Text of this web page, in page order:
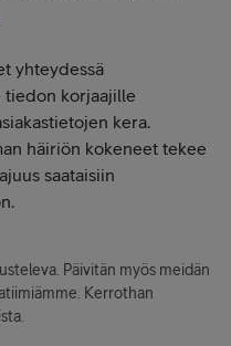
yhteydessä
tiedon korjaajille
kera.
häiriön kokeneet tekee
saataisiin
Päivitän myös meidän
Kerrothan